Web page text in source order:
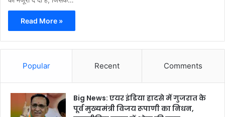
Read More »
Popular Recent Comments
Big News: एयर इंडिया हादसे में गुजरात के
पूर्व मुख्यमंत्री विजय रूपाणी का निधन,